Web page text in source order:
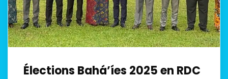
Élections Bahá’íes 2025 en RDC